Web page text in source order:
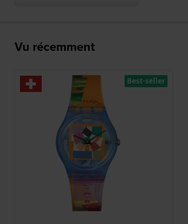
Vu récemment
Best-seller